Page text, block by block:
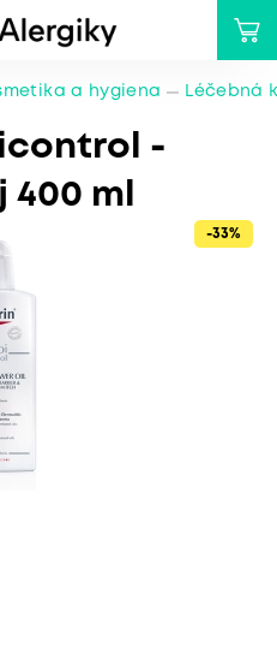
a hygiena Léčebná
-
ml
-33%